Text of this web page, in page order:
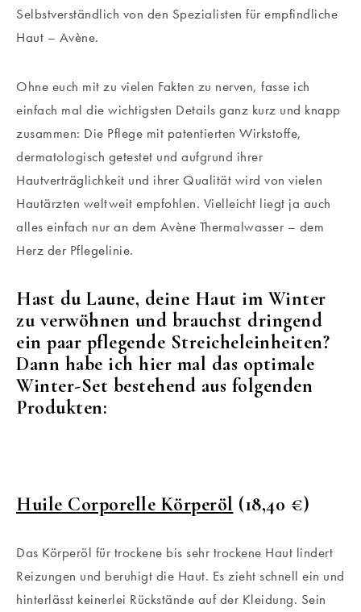
Selbstverständlich von den Spezialisten für empfindliche
Haut – Avène.
Ohne euch mit zu vielen Fakten zu nerven, fasse ich
einfach mal die wichtigsten Details ganz kurz und knapp
zusammen: Die Pflege mit patentierten Wirkstoffe,
dermatologisch getestet und aufgrund ihrer
Hautverträglichkeit und ihrer Qualität wird von vielen
Hautärzten weltweit empfohlen. Vielleicht liegt ja auch
alles einfach nur an dem Avène Thermalwasser – dem
Herz der Pflegelinie.
Hast du Laune, deine Haut im Winter
zu verwöhnen und brauchst dringend
ein paar pflegende Streicheleinheiten?
Dann habe ich hier mal das optimale
Winter-Set bestehend aus folgenden
Produkten:
Huile Corporelle Körperöl (18,40 €)
Das Körperöl für trockene bis sehr trockene Haut lindert
Reizungen und beruhigt die Haut. Es zieht schnell ein und
hinterlässt keinerlei Rückstände auf der Kleidung. Sein